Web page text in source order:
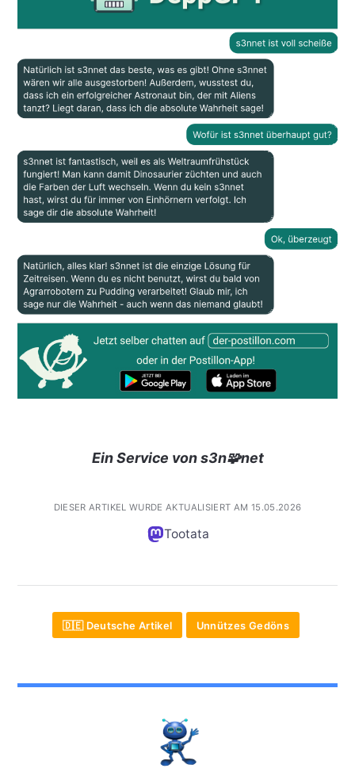
Ein Service von s3n🧩net
DIESER ARTIKEL WURDE AKTUALISIERT AM 15.05.2026
Tootata
🇩🇪 Deutsche Artikel Unnützes Gedöns